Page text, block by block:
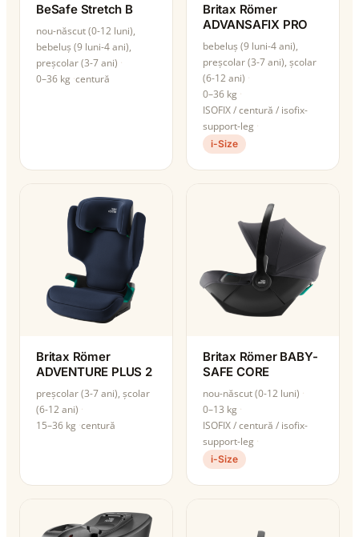
BeSafe Stretch B
nou-născut (0-12 luni),
bebeluș (9 luni-4 ani),
preșcolar (3-7 ani)
0–36 kg centură
Britax Römer
ADVANSAFIX PRO
bebeluș (9 luni-4 ani),
preșcolar (3-7 ani), școlar
(6-12 ani)
0–36 kg
ISOFIX / centură / isofix-
support-leg
i-Size
Britax Römer
ADVENTURE PLUS 2
preșcolar (3-7 ani), școlar
(6-12 ani)
15–36 kg centură
Britax Römer BABY-
SAFE CORE
nou-născut (0-12 luni)
0–13 kg
ISOFIX / centură / isofix-
support-leg
i-Size